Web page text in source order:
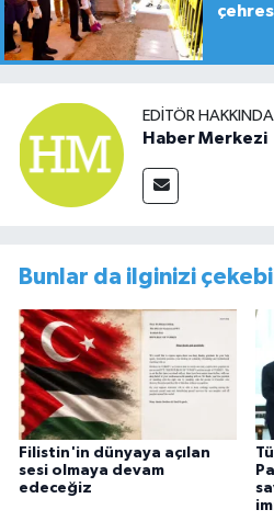
EDITÖR HAKKINDA
Haber Merkezi
Bunlar da ilginizi
Filistin'in dünyaya açılan
sesi olmaya devam
edeceğiz